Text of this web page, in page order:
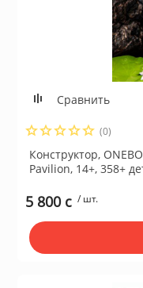
Сравнить
(0)
Конструктор,
Pavilion, 14+, 358+
5 800 c / шт.